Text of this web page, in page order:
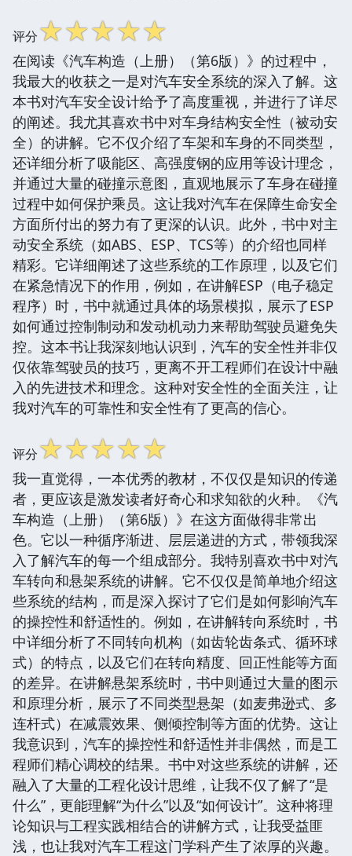
评分☆☆☆☆☆
在阅读《汽车构造（上册）（第6版）》的过程中，
我最大的收获之一是对汽车安全系统的深入了解。这
本书对汽车安全设计给予了高度重视，并进行了详尽
的阐述。我尤其喜欢书中对车身结构安全性（被动安
全）的讲解。它不仅介绍了车架和车身的不同类型，
还详细分析了吸能区、高强度钢的应用等设计理念，
并通过大量的碰撞示意图，直观地展示了车身在碰撞
过程中如何保护乘员。这让我对汽车在保障生命安全
方面所付出的努力有了更深的认识。此外，书中对主
动安全系统（如ABS、ESP、TCS等）的介绍也同样
精彩。它详细阐述了这些系统的工作原理，以及它们
在紧急情况下的作用，例如，在讲解ESP（电子稳定
程序）时，书中就通过具体的场景模拟，展示了ESP
如何通过控制制动和发动机动力来帮助驾驶员避免失
控。这本书让我深刻地认识到，汽车的安全性并非仅
仅依靠驾驶员的技巧，更离不开工程师们在设计中融
入的先进技术和理念。这种对安全性的全面关注，让
我对汽车的可靠性和安全性有了更高的信心。
评分☆☆☆☆☆
我一直觉得，一本优秀的教材，不仅仅是知识的传递
者，更应该是激发读者好奇心和求知欲的火种。《汽
车构造（上册）（第6版）》在这方面做得非常出
色。它以一种循序渐进、层层递进的方式，带领我深
入了解汽车的每一个组成部分。我特别喜欢书中对汽
车转向和悬架系统的讲解。它不仅仅是简单地介绍这
些系统的结构，而是深入探讨了它们是如何影响汽车
的操控性和舒适性的。例如，在讲解转向系统时，书
中详细分析了不同转向机构（如齿轮齿条式、循环球
式）的特点，以及它们在转向精度、回正性能等方面
的差异。在讲解悬架系统时，书中则通过大量的图示
和原理分析，展示了不同类型悬架（如麦弗逊式、多
连杆式）在减震效果、侧倾控制等方面的优势。这让
我意识到，汽车的操控性和舒适性并非偶然，而是工
程师们精心调校的结果。书中对这些系统的讲解，还
融入了大量的工程化设计思维，让我不仅了解了“是
什么”，更能理解“为什么”以及“如何设计”。这种将理
论知识与工程实践相结合的讲解方式，让我受益匪
浅，也让我对汽车工程这门学科产生了浓厚的兴趣。